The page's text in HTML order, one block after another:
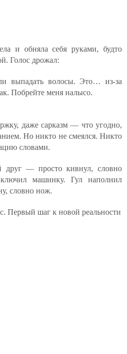
и обняла себя руками, будто
Голос дрожал:
выпадать волосы. Это… из-за
Побрейте меня налысо.
даже сарказм — что угодно,
Но никто не смеялся. Никто
словами.
— просто кивнул, словно
машинку. Гул наполнил
словно нож.
Первый шаг к новой реальности